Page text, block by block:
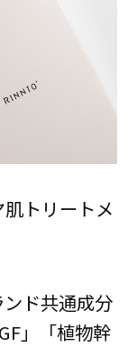
トリートメ
ド共通成分
」「植物幹